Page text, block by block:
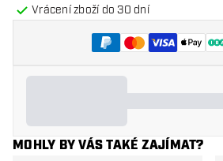
Vrácení zboží do 30 dní
MOHLY BY VÁS TAKÉ ZAJÍMAT?